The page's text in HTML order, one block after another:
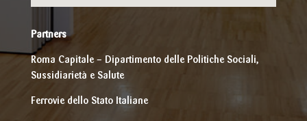
Partners
Roma Capitale – Dipartimento delle Politiche Sociali,
Sussidiarietà e Salute
Ferrovie dello Stato Italiane